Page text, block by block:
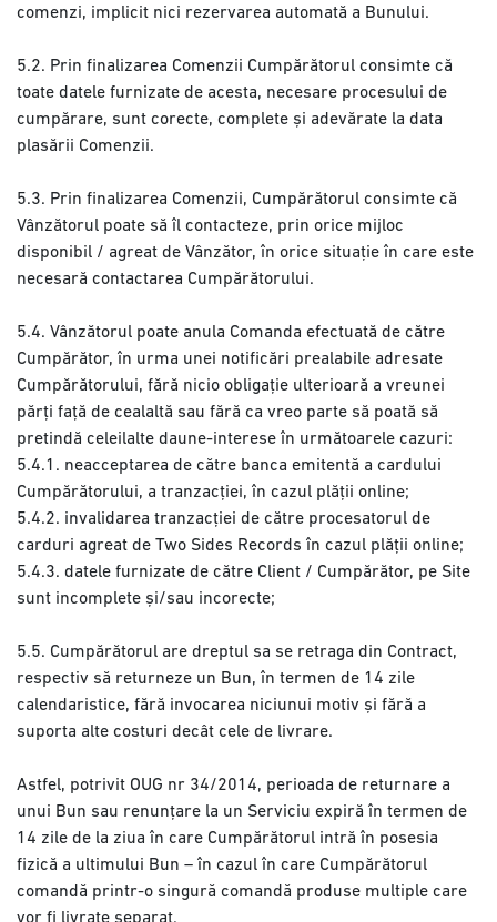
comenzi, implicit nici rezervarea automată a Bunului.
5.2. Prin finalizarea Comenzii Cumpărătorul consimte că
toate datele furnizate de acesta, necesare procesului de
cumpărare, sunt corecte, complete și adevărate la data
plasării Comenzii.
5.3. Prin finalizarea Comenzii, Cumpărătorul consimte că
Vânzătorul poate să îl contacteze, prin orice mijloc
disponibil / agreat de Vânzător, în orice situație în care este
necesară contactarea Cumpărătorului.
5.4. Vânzătorul poate anula Comanda efectuată de către
Cumpărător, în urma unei notificări prealabile adresate
Cumpărătorului, fără nicio obligație ulterioară a vreunei
părți față de cealaltă sau fără ca vreo parte să poată să
pretindă celeilalte daune-interese în următoarele cazuri:
5.4.1. neacceptarea de către banca emitentă a cardului
Cumpărătorului, a tranzacției, în cazul plății online;
5.4.2. invalidarea tranzacției de către procesatorul de
carduri agreat de Two Sides Records în cazul plății online;
5.4.3. datele furnizate de către Client / Cumpărător, pe Site
sunt incomplete și/sau incorecte;
5.5. Cumpărătorul are dreptul sa se retraga din Contract,
respectiv să returneze un Bun, în termen de 14 zile
calendaristice, fără invocarea niciunui motiv și fără a
suporta alte costuri decât cele de livrare.
Astfel, potrivit OUG nr 34/2014, perioada de returnare a
unui Bun sau renunțare la un Serviciu expiră în termen de
14 zile de la ziua în care Cumpărătorul intră în posesia
fizică a ultimului Bun – în cazul în care Cumpărătorul
comandă printr-o singură comandă produse multiple care